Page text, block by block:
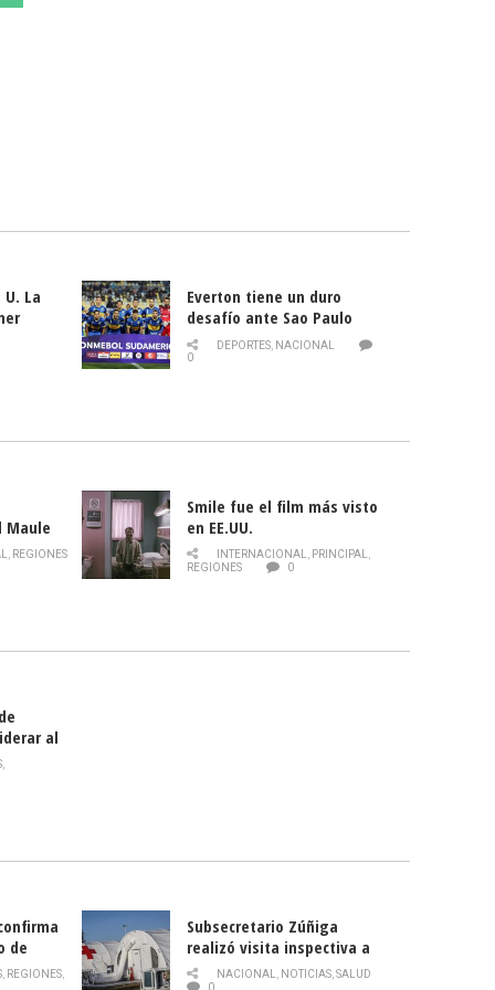
La
Everton tiene un duro
desafío ante Sao Paulo
DEPORTES, NACIONAL
0
Maule
de la
, REGIONES
Smile fue el film más visto
en EE.UU.
INTERNACIONAL, PRINCIPAL,
REGIONES
0
al
,
de
, REGIONES,
Subsecretario Zúñiga
realizó visita inspectiva a
Hospital Modular Sótero del
NACIONAL, NOTICIAS,SALUD
0